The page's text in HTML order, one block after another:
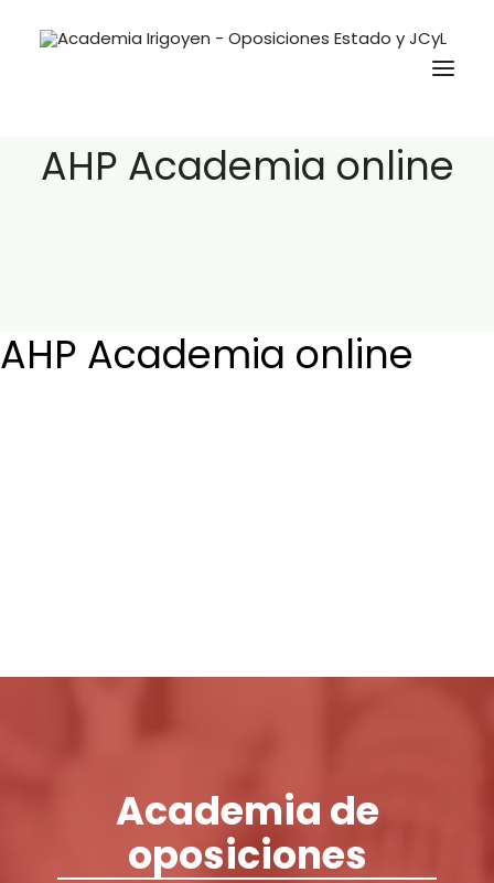
Preguntas Frecuentes
AHP Academia online
AHP Academia online
Academia de
oposiciones